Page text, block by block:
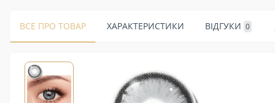
ВСЕ ПРО ТОВАР ХАРАКТЕРИСТИКИ ВІДГУКИ 0